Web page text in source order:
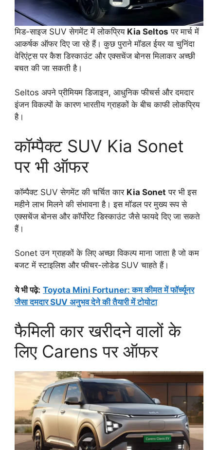
मिड-साइज SUV सेगमेंट में लोकप्रिय Kia Seltos पर मार्च में
आकर्षक ऑफर दिए जा रहे हैं। कुछ पुराने मॉडल ईयर या चुनिंदा
वेरिएंट्स पर कैश डिस्काउंट और एक्सचेंज बोनस मिलाकर अच्छी
बचत की जा सकती है।
Seltos अपने प्रीमियम डिजाइन, आधुनिक फीचर्स और दमदार
इंजन विकल्पों के कारण भारतीय ग्राहकों के बीच काफी लोकप्रिय
है।
कॉम्पैक्ट SUV Kia Sonet
पर भी ऑफर
कॉम्पैक्ट SUV सेगमेंट की चर्चित कार Kia Sonet पर भी इस
महीने लाभ मिलने की संभावना है। इस मॉडल पर मुख्य रूप से
एक्सचेंज बोनस और कॉर्पोरेट डिस्काउंट जैसे फायदे दिए जा सकते
हैं।
Sonet उन ग्राहकों के लिए अच्छा विकल्प माना जाता है जो कम
बजट में स्टाइलिश और फीचर-लोडेड SUV चाहते हैं।
ये भी पढ़े: Toyota Mini Fortuner: कम कीमत में फॉर्च्यूनर
जैसा दमदार SUV अनुभव देने की तैयारी में टोयोटा
फैमिली कार खरीदने वालों के
लिए Carens पर ऑफर